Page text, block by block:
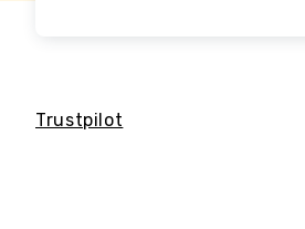
Trustpilot